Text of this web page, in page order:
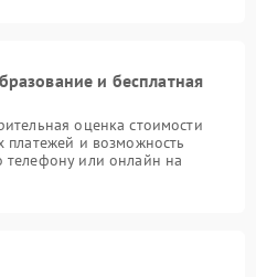
и бесплатная
оценка стоимости
платежей и возможность
телефону или онлайн на